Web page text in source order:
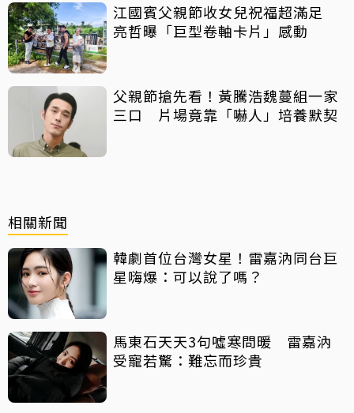
江國賓父親節收女兒祝福超滿足
亮哲曝「巨型卷軸卡片」感動
父親節搶先看！黃騰浩魏蔓組一家
三口 片場竟靠「嚇人」培養默契
相關新聞
韓劇首位台灣女星！雷嘉汭同台巨
星嗨爆：可以說了嗎？
馬東石天天3句噓寒問暖 雷嘉汭
受寵若驚：難忘而珍貴